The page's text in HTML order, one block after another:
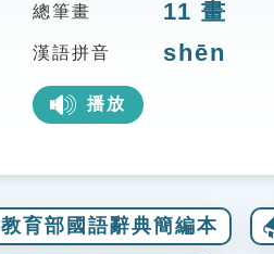
總筆畫 11 畫
漢語拼音 shēn
播放
教育部國語辭典簡編本